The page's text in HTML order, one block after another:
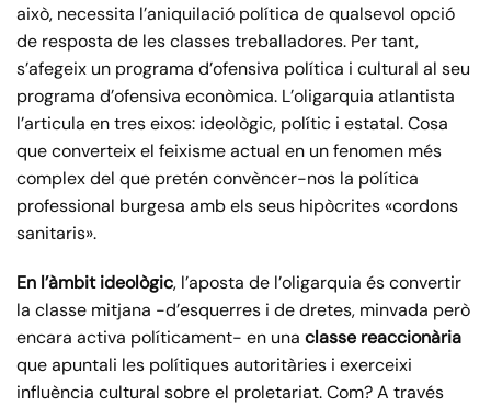
això, necessita l’aniquilació política de qualsevol opció
de resposta de les classes treballadores. Per tant,
s’afegeix un programa d’ofensiva política i cultural al seu
programa d’ofensiva econòmica. L’oligarquia atlantista
l’articula en tres eixos: ideològic, polític i estatal. Cosa
que converteix el feixisme actual en un fenomen més
complex del que pretén convèncer-nos la política
professional burgesa amb els seus hipòcrites «cordons
sanitaris».
En l’àmbit ideològic, l’aposta de l’oligarquia és convertir
la classe mitjana -d’esquerres i de dretes, minvada però
encara activa políticament- en una classe reaccionària
que apuntali les polítiques autoritàries i exerceixi
influència cultural sobre el proletariat. Com? A través